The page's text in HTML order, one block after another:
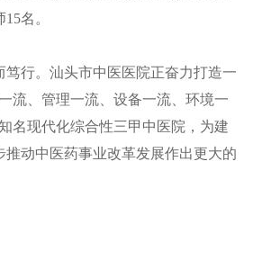
15名。
笃行。汕头市中医医院正奋力打造一
流、管理一流、设备一流、环境一
名现代化综合性三甲中医院，为建
推动中医药事业改革发展作出更大的